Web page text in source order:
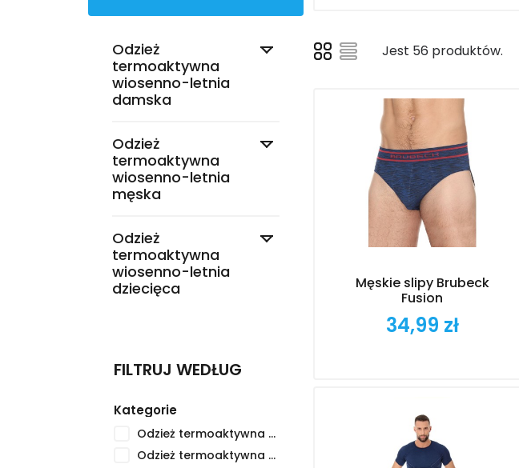
Odzież
termoaktywna
wiosenno-letnia
damska

Odzież
termoaktywna
wiosenno-letnia
męska

Odzież
termoaktywna
wiosenno-letnia
dziecięca

FILTRUJ WEDŁUG
Kategorie
Odzież termoaktywna wiosenno-letnia damska
(23)
Odzież termoaktywna wiosenno-letnia dziecięca
(5)
Jest 56 produktów.
Męskie slipy Brubeck
Fusion
Cena
34,99 zł